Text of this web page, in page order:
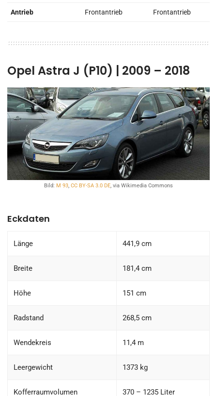
Antrieb Frontantrieb Frontantrieb
Opel Astra J (P10) | 2009 – 2018
Bild: M 93, CC BY-SA 3.0 DE, via Wikimedia Commons
Eckdaten
Länge 441,9 cm
Breite 181,4 cm
Höhe 151 cm
Radstand 268,5 cm
Wendekreis 11,4 m
Leergewicht 1373 kg
Kofferraumvolumen 370 – 1235 Liter